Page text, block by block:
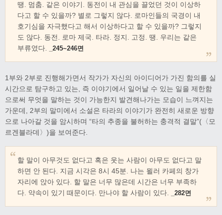
땡. 멈춤. 같은 이야기. 동전이 내 관심을 끌었던 것이 이상하
다고 할 수 있을까? 별로 그렇지 않다. 로마인들의 국경이 내
호기심을 자극했다고 해서 이상하다고 할 수 있을까? 그렇지
도 않다. 동전. 로마 제국. 타라. 정지. 고정. 땡. 우리는 같은
부류였다.
_245~246면
1부와 2부로 진행해가면서 작가가 자신의 아이디어가 가진 함의를 실
시간으로 탐구하고 있는, 즉 이야기에서 일어날 수 있는 일을 제한함
으로써 무엇을 말하는 것이 가능한지 발견해나가는 모습이 느껴지는
가운데, 2부의 말미에서 소설은 타라의 이야기가 완전히 새로운 방향
으로 나아갈 것을 암시하며 “타의 추종을 불허하는 충격적 결말”(〈모
르겐블라데〉)을 보여준다.
할 말이 아무것도 없다고 혹은 웃는 사람이 아무도 없다고 말
하면 안 된다. 지금 시각은 8시 45분. 나는 묄러 카페의 창가
자리에 앉아 있다. 할 말은 너무 많은데 시간은 너무 부족하
다. 약속이 있기 때문이다. 만나야 할 사람이 있다.
_282면